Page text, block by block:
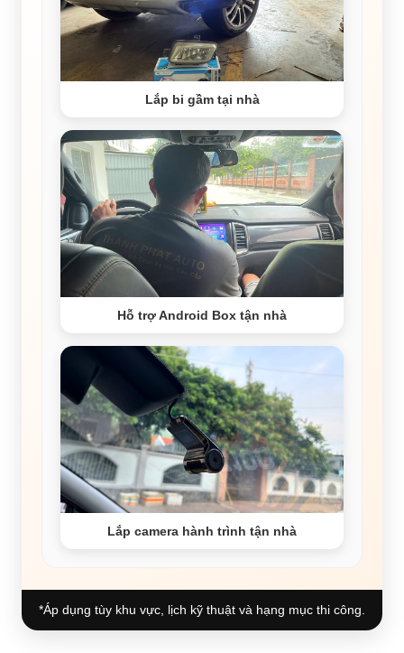
Lắp bi gầm tại nhà
Hỗ trợ Android Box tận nhà
Lắp camera hành trình tận nhà
*Áp dụng tùy khu vực, lịch kỹ thuật và hạng mục thi công.